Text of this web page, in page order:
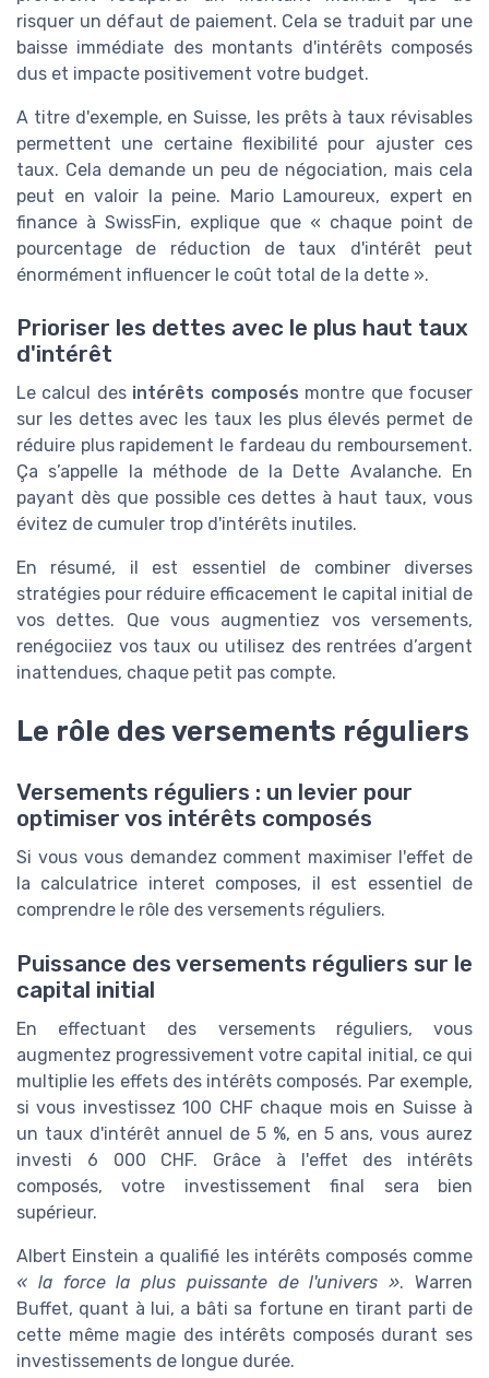
risquer un défaut de paiement. Cela se traduit par une
baisse immédiate des montants d'intérêts composés
dus et impacte positivement votre budget.
A titre d'exemple, en Suisse, les prêts à taux révisables
permettent une certaine flexibilité pour ajuster ces
taux. Cela demande un peu de négociation, mais cela
peut en valoir la peine. Mario Lamoureux, expert en
finance à SwissFin, explique que « chaque point de
pourcentage de réduction de taux d'intérêt peut
énormément influencer le coût total de la dette ».
Prioriser les dettes avec le plus haut taux
d'intérêt
Le calcul des intérêts composés montre que focuser
sur les dettes avec les taux les plus élevés permet de
réduire plus rapidement le fardeau du remboursement.
Ça s’appelle la méthode de la Dette Avalanche. En
payant dès que possible ces dettes à haut taux, vous
évitez de cumuler trop d'intérêts inutiles.
En résumé, il est essentiel de combiner diverses
stratégies pour réduire efficacement le capital initial de
vos dettes. Que vous augmentiez vos versements,
renégociiez vos taux ou utilisez des rentrées d’argent
inattendues, chaque petit pas compte.
Le rôle des versements réguliers
Versements réguliers : un levier pour
optimiser vos intérêts composés
Si vous vous demandez comment maximiser l'effet de
la calculatrice interet composes, il est essentiel de
comprendre le rôle des versements réguliers.
Puissance des versements réguliers sur le
capital initial
En effectuant des versements réguliers, vous
augmentez progressivement votre capital initial, ce qui
multiplie les effets des intérêts composés. Par exemple,
si vous investissez 100 CHF chaque mois en Suisse à
un taux d'intérêt annuel de 5 %, en 5 ans, vous aurez
investi 6 000 CHF. Grâce à l'effet des intérêts
composés, votre investissement final sera bien
supérieur.
Albert Einstein a qualifié les intérêts composés comme
« la force la plus puissante de l'univers ». Warren
Buffet, quant à lui, a bâti sa fortune en tirant parti de
cette même magie des intérêts composés durant ses
investissements de longue durée.